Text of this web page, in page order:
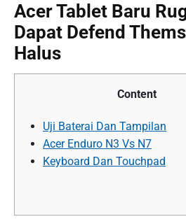
Acer Tablet Baru
Dapat Defend
Halus
Content
Uji Baterai Dan Tampilan
Acer Enduro N3 Vs N7
Keyboard Dan Touchpad